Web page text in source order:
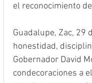
el reconocimiento
Guadalupe, Zac,
honestidad,
Gobernador David
condecoraciones a